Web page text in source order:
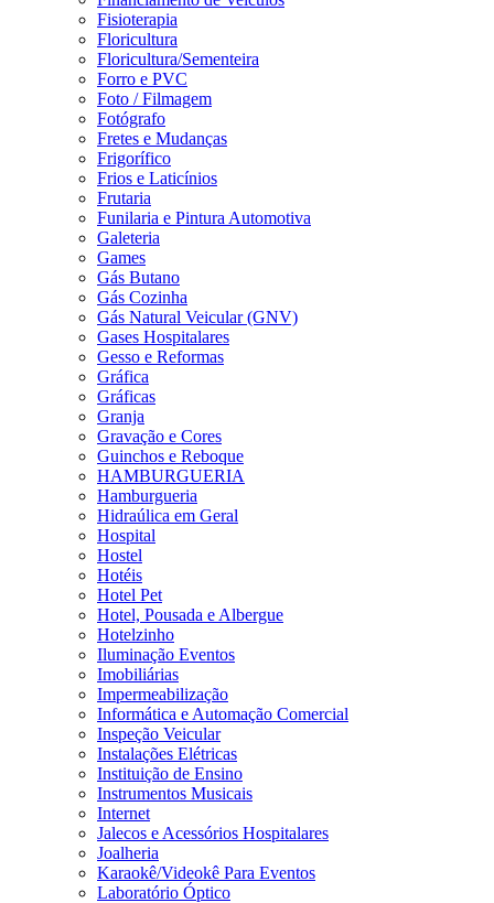
Fisioterapia
Floricultura
Floricultura/Sementeira
Forro e PVC
Foto / Filmagem
Fotógrafo
Fretes e Mudanças
Frigorífico
Frios e Laticínios
Frutaria
Funilaria e Pintura Automotiva
Galeteria
Games
Gás Butano
Gás Cozinha
Gás Natural Veicular (GNV)
Gases Hospitalares
Gesso e Reformas
Gráfica
Gráficas
Granja
Gravação e Cores
Guinchos e Reboque
HAMBURGUERIA
Hamburgueria
Hidraúlica em Geral
Hospital
Hostel
Hotéis
Hotel Pet
Hotel, Pousada e Albergue
Hotelzinho
Iluminação Eventos
Imobiliárias
Impermeabilização
Informática e Automação Comercial
Inspeção Veicular
Instalações Elétricas
Instituição de Ensino
Instrumentos Musicais
Internet
Jalecos e Acessórios Hospitalares
Joalheria
Karaokê/Videokê Para Eventos
Laboratório Óptico